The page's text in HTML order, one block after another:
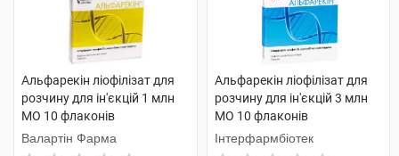
Альфарекін ліофілізат для
розчину для ін'єкцій 1 млн
МО 10 флаконів
Валартін Фарма
Альфарекін ліофілізат для
розчину для ін'єкцій 3 млн
МО 10 флаконів
Інтерфармбіотек